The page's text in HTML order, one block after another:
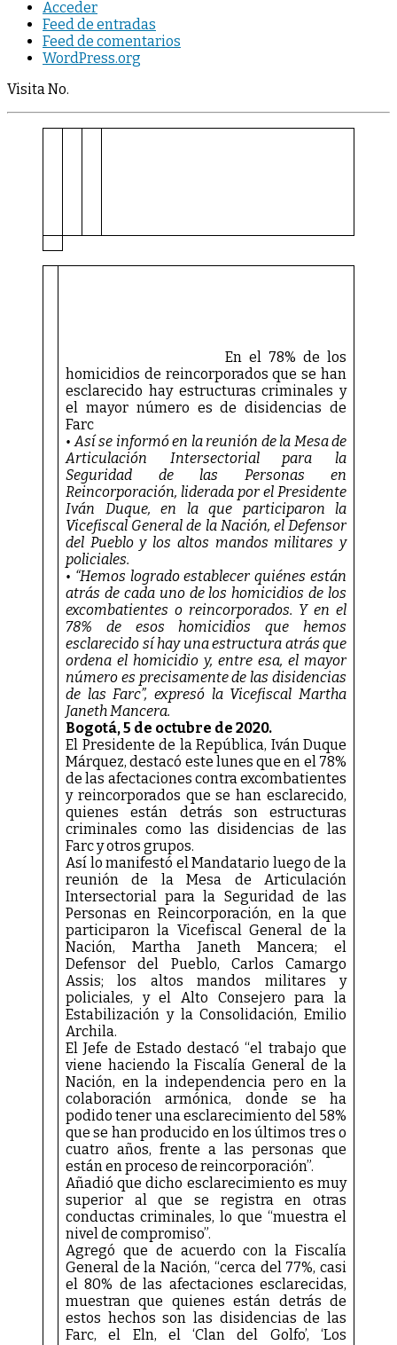
DE
LOS
HOMICIDIOS
DE
SE
HAN
EL
NÚMERO
Acceder
Feed de entradas
Feed de comentarios
WordPress.org
Visita No.
En el 78% de los
homicidios de reincorporados que se han
esclarecido hay estructuras criminales y
el mayor número es de disidencias de
Farc
• Así se informó en la reunión de la Mesa de
Articulación Intersectorial para la
Seguridad de las Personas en
Reincorporación, liderada por el Presidente
Iván Duque, en la que participaron la
Vicefiscal General de la Nación, el Defensor
del Pueblo y los altos mandos militares y
policiales.
• “Hemos logrado establecer quiénes están
atrás de cada uno de los homicidios de los
excombatientes o reincorporados. Y en el
78% de esos homicidios que hemos
esclarecido sí hay una estructura atrás que
ordena el homicidio y, entre esa, el mayor
número es precisamente de las disidencias
de las Farc”, expresó la Vicefiscal Martha
Janeth Mancera.
Bogotá, 5 de octubre de 2020.
El Presidente de la República, Iván Duque
Márquez, destacó este lunes que en el 78%
de las afectaciones contra excombatientes
y reincorporados que se han esclarecido,
quienes están detrás son estructuras
criminales como las disidencias de las
Farc y otros grupos.
Así lo manifestó el Mandatario luego de la
reunión de la Mesa de Articulación
Intersectorial para la Seguridad de las
Personas en Reincorporación, en la que
participaron la Vicefiscal General de la
Nación, Martha Janeth Mancera; el
Defensor del Pueblo, Carlos Camargo
Assis; los altos mandos militares y
policiales, y el Alto Consejero para la
Estabilización y la Consolidación, Emilio
Archila.
El Jefe de Estado destacó “el trabajo que
viene haciendo la Fiscalía General de la
Nación, en la independencia pero en la
colaboración armónica, donde se ha
podido tener una esclarecimiento del 58%
que se han producido en los últimos tres o
cuatro años, frente a las personas que
están en proceso de reincorporación”.
Añadió que dicho esclarecimiento es muy
superior al que se registra en otras
conductas criminales, lo que “muestra el
nivel de compromiso”.
Agregó que de acuerdo con la Fiscalía
General de la Nación, “cerca del 77%, casi
el 80% de las afectaciones esclarecidas,
muestran que quienes están detrás de
estos hechos son las disidencias de las
Farc, el Eln, el ‘Clan del Golfo’, ‘Los